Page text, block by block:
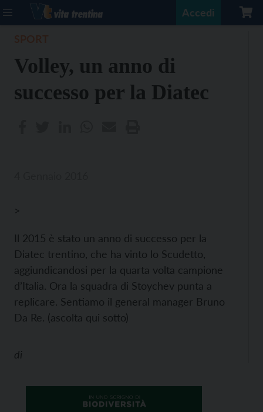
Accedi
Volley, un anno di
successo per la Diatec
>
Il 2015 è stato un anno di successo per la
Diatec trentino, che ha vinto lo Scudetto,
aggiundicandosi per la quarta volta campione
d’Italia. Ora la squadra di Stoychev punta a
replicare. Sentiamo il general manager Bruno
Da Re. (ascolta qui sotto)
di